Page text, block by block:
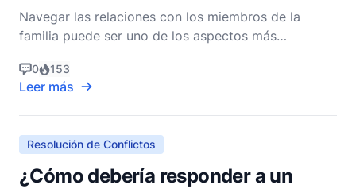
Navegar las relaciones con los miembros de la
familia puede ser uno de los aspectos más
Biblia, rica en sabiduría y orientación, ofrece
profundos conocimientos sobre cómo podemos
establecer y mantener límites saludables dentro de
nuestras familias
0 153
Leer más
Resolución de Conflictos
¿Cómo debería responder a un